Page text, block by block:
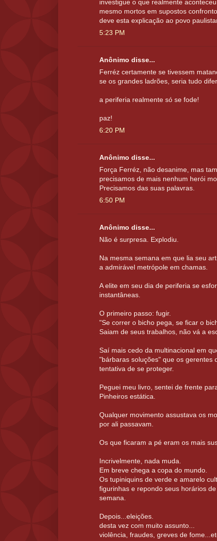
investigue o que realmente
mesmo mortos em supostos
deve esta explicação ao povo
5:23 PM
Anônimo disse...
Ferréz certamente se tivessem
se os grandes ladrões, seria tudo
a periferia realmente só se fode!
paz!
6:20 PM
Anônimo disse...
Força Ferréz, não desanime, mas
precisamos de mais nenhum herói
Precisamos das suas palavras.
6:50 PM
Anônimo disse...
Não é surpresa. Explodiu.
Na mesma semana em que lia seu
a admirável metrópole em chamas.
A elite em seu dia de periferia se
instantâneas.
O primeiro passo: fugir.
"Se correr o bicho pega, se ficar o
Saiam de seus trabalhos, não vá a
Saí mais cedo da multinacional em
"bárbaras soluções" que os gerentes
tentativa de se proteger.
Peguei meu livro, sentei de frente
Pinheiros estática.
Qualquer movimento assustava os
por ali passavam.
Os que ficaram a pé eram os mais
Incrivelmente, nada muda.
Em breve chega a copa do mundo.
Os tupiniquins de verde e amarelo
figurinhas e repondo seus horários
semana.
Depois...eleições.
desta vez com muito assunto...
violência, fraudes, greves de